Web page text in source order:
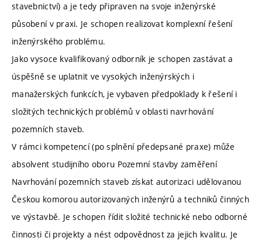
stavebnictví) a je tedy připraven na svoje inženýrské
působení v praxi. Je schopen realizovat komplexní řešení
inženýrského problému.
Jako vysoce kvalifikovaný odborník je schopen zastávat a
úspěšně se uplatnit ve vysokých inženýrských i
manažerských funkcích, je vybaven předpoklady k řešení i
složitých technických problémů v oblasti navrhování
pozemních staveb.
V rámci kompetencí (po splnění předepsané praxe) může
absolvent studijního oboru Pozemní stavby zaměření
Navrhování pozemních staveb získat autorizaci udělovanou
Českou komorou autorizovaných inženýrů a techniků činných
ve výstavbě. Je schopen řídit složité technické nebo odborné
činnosti či projekty a nést odpovědnost za jejich kvalitu. Je